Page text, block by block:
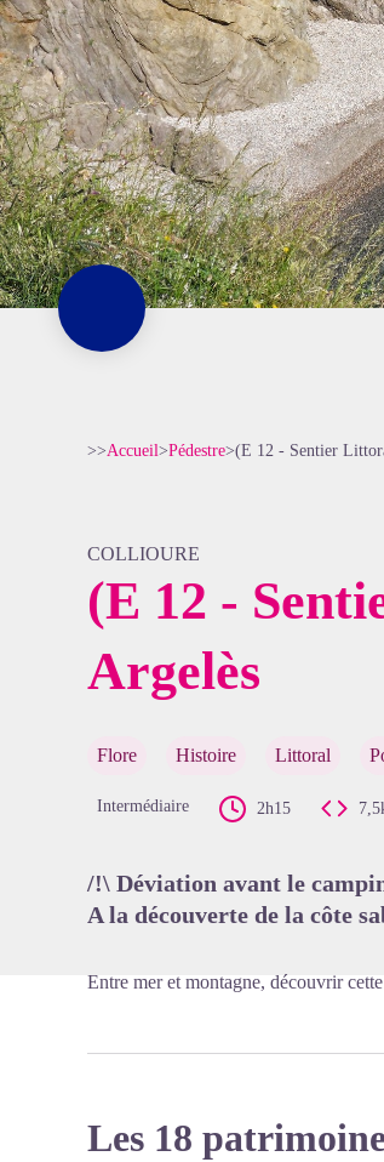
>>Accueil>Pédestre>(E 12 - Sentier
COLLIOURE
(E 12 -
Argelès
Flore Histoire Littoral
Intermédiaire 2h15
/!\ Déviation avant le
A la découverte de la côte
Entre mer et montagne, découvrir
Les 18